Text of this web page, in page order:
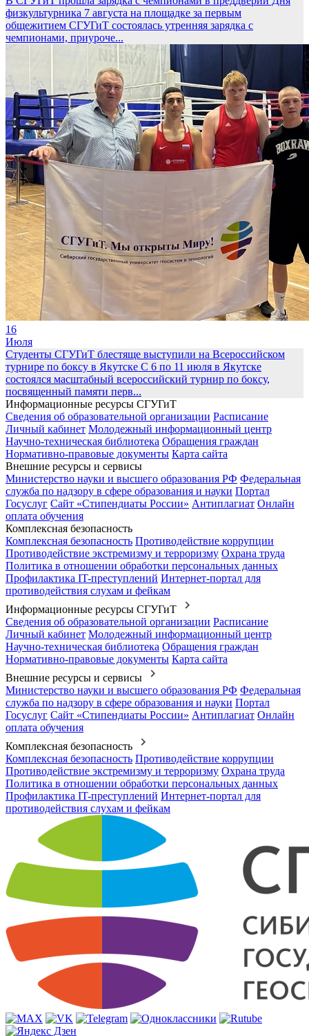
физкультурника 7 августа на площадке за первым
общежитием СГУГиТ состоялась утренняя зарядка с
чемпионами, приуроче...
16
Июля
Студенты СГУГиТ блестяще выступили на Всероссийском
турнире по боксу в Якутске С 6 по 11 июля в Якутске
состоялся масштабный всероссийский турнир по боксу,
посвященный памяти перв...
Информационные ресурсы СГУГиТ
Сведения об образовательной организации Расписание
Личный кабинет Молодежный информационный центр
Научно-техническая библиотека Обращения граждан
Нормативно-правовые документы Карта сайта
Внешние ресурсы и сервисы
Министерство науки и высшего образования РФ Федеральная
служба по надзору в сфере образования и науки Портал
Госуслуг Сайт «Стипендиаты России» Антиплагиат Онлайн
оплата обучения
Комплексная безопасность
Комплексная безопасность Противодействие коррупции
Противодействие экстремизму и терроризму Охрана труда
Политика в отношении обработки персональных данных
Профилактика IT-преступлений Интернет-портал для
противодействия слухам и фейкам
Информационные ресурсы СГУГиТ
Сведения об образовательной организации Расписание
Личный кабинет Молодежный информационный центр
Научно-техническая библиотека Обращения граждан
Нормативно-правовые документы Карта сайта
Внешние ресурсы и сервисы
Министерство науки и высшего образования РФ Федеральная
служба по надзору в сфере образования и науки Портал
Госуслуг Сайт «Стипендиаты России» Антиплагиат Онлайн
оплата обучения
Комплексная безопасность
Комплексная безопасность Противодействие коррупции
Противодействие экстремизму и терроризму Охрана труда
Политика в отношении обработки персональных данных
Профилактика IT-преступлений Интернет-портал для
противодействия слухам и фейкам